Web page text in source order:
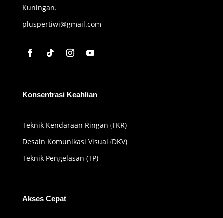
Kuningan.
pluspertiwi@gmail.com
Konsentrasi Keahlian
Teknik Kendaraan Ringan (TKR)
Desain Komunikasi Visual (DKV)
Teknik Pengelasan (TP)
Akses Cepat